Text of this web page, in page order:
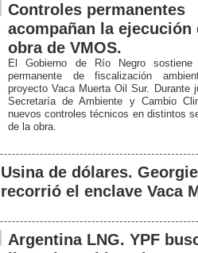
Controles permanentes
acompañan la ejecución
obra de VMOS.
El Gobierno de Río Negro sostiene
permanente de fiscalización
proyecto Vaca Muerta Oil Sur. Durante
Secretaría de Ambiente y Cambio
nuevos controles técnicos en distintos
de la obra.
Usina de dólares.
recorrió el enclave Vaca
Argentina LNG. YPF